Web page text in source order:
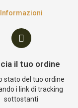
Informazioni
il tuo ordine
stato del tuo ordine
i link di tracking
sottostanti